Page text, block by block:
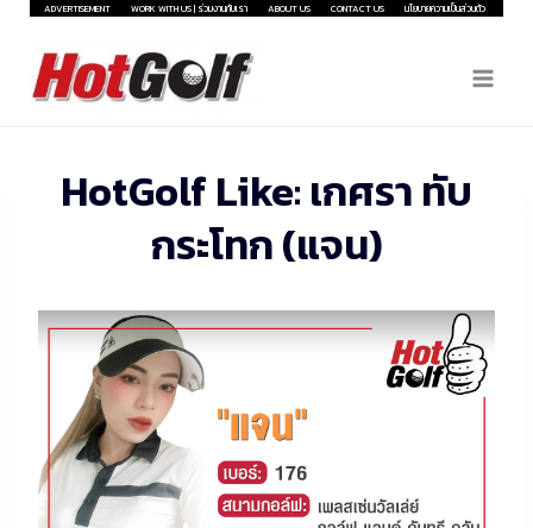
Skip
content
ADVERTISEMENT WORK WITH US | ร่วมงานกับเรา ABOUT US CONTACT US นโยบายความเป็นส่วนตัว
HotGolf Like: เกศรา ทับ
กระโทก (แจน)